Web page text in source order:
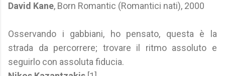
David Kane, Born Romantic (Romantici nati), 2000
Osservando i gabbiani, ho pensato, questa è la
strada da percorrere; trovare il ritmo assoluto e
seguirlo con assoluta fiducia.